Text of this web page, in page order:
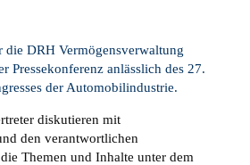
die DRH Vermögensverwaltung
Pressekonferenz anlässlich des 27.
der Automobilindustrie.
diskutieren mit
den verantwortlichen
Themen und Inhalte unter dem